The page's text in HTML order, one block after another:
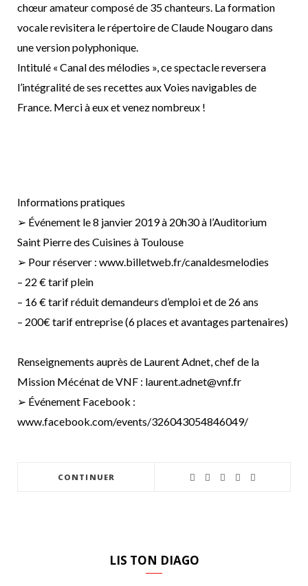
chœur amateur composé de 35 chanteurs. La formation
vocale revisitera le répertoire de Claude Nougaro dans
une version polyphonique.
Intitulé « Canal des mélodies », ce spectacle reversera
l’intégralité de ses recettes aux Voies navigables de
France. Merci à eux et venez nombreux !
Informations pratiques
➢ Événement le 8 janvier 2019 à 20h30 à l’Auditorium
Saint Pierre des Cuisines à Toulouse
➢ Pour réserver : www.billetweb.fr/canaldesmelodies
– 22 € tarif plein
– 16 € tarif réduit demandeurs d’emploi et de 26 ans
– 200€ tarif entreprise (6 places et avantages partenaires)
Renseignements auprès de Laurent Adnet, chef de la
Mission Mécénat de VNF : laurent.adnet@vnf.fr
➢ Événement Facebook :
www.facebook.com/events/326043054846049/
CONTINUER
LIS TON DIAGO